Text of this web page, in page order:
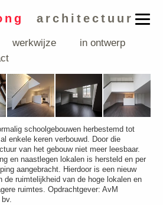
architectuur
werkwijze
in ontwerp
schoolgebouwen herbestemd tot
enkele keren verbouwd. Door die
van het gebouw niet meer leesbaar.
en naastlegen lokalen is hersteld en per
aangebracht. Hierdoor is een nieuw
de ruimtelijkheid van de hoge lokalen en
ruimtes. Opdrachtgever: AvM